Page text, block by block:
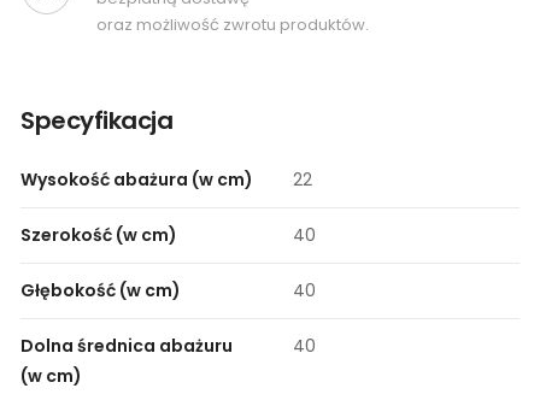
oraz możliwość zwrotu produktów.
Specyfikacja
Wysokość abażura (w cm) 22
Szerokość (w cm) 40
Głębokość (w cm) 40
Dolna średnica abażuru
(w cm)
40